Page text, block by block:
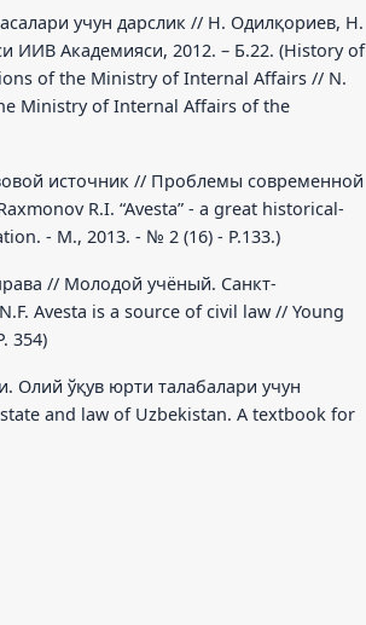
учун дарслик // Н. Одилқориев, Н.
ИИВ Академияси, 2012. – Б.22. (History of
of the Ministry of Internal Affairs // N.
Ministry of Internal Affairs of the
источник // Проблемы современной
R.I. “Avesta” - a great historical-
- M., 2013. - № 2 (16) - P.133.)
// Молодой учёный. Санкт-
Avesta is a source of civil law // Young
354)
Олий ўқув юрти талабалари учун
and law of Uzbekistan. A textbook for